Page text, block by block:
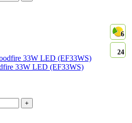
6
24
33W LED (EF33WS)
+